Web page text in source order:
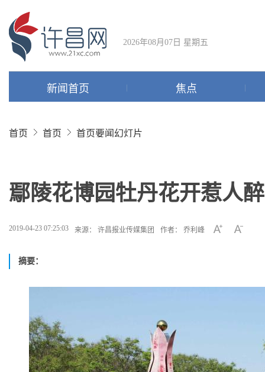
2026年08月07日 星期五
新闻首页 焦点
首页 首页 首页要闻幻灯片
鄢陵花博园牡丹花开惹人醉
2019-04-23 07:25:03 来源： 许昌报业传媒集团 作者： 乔利峰
摘要：